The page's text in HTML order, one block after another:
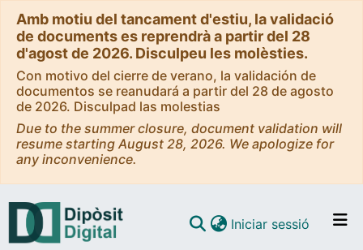
Amb motiu del tancament d'estiu, la validació
de documents es reprendrà a partir del 28
d'agost de 2026. Disculpeu les molèsties.
Con motivo del cierre de verano, la validación de
documentos se reanudará a partir del 28 de agosto
de 2026. Disculpad las molestias
Due to the summer closure, document validation will
resume starting August 28, 2026. We apologize for
any inconvenience.
Iniciar sessió (current)